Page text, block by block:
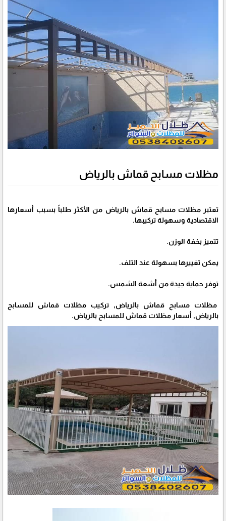
مظلات مسابح قماش بالرياض
تعتبر مظلات مسابح قماش بالرياض من الأكثر طلباً بسبب أسعارها
الاقتصادية وسهولة تركيبها.
تتميز بخفة الوزن.
يمكن تغييرها بسهولة عند التلف.
توفر حماية جيدة من أشعة الشمس.
مظلات مسابح قماش بالرياض, تركيب مظلات قماش للمسابح
بالرياض, أسعار مظلات قماش للمسابح بالرياض.